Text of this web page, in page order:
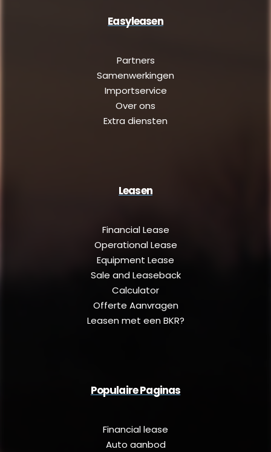
Easyleasen
Partners
Samenwerkingen
Importservice
Over ons
Extra diensten
Leasen
Financial Lease
Operational Lease
Equipment Lease
Sale and Leaseback
Calculator
Offerte Aanvragen
Leasen met een BKR?
Populaire Paginas
Financial lease
Auto aanbod